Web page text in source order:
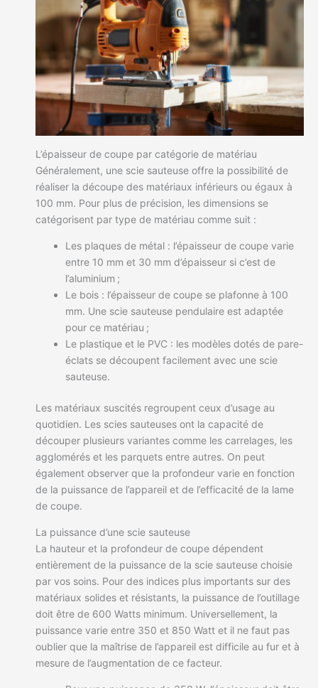
L’épaisseur de coupe par catégorie de matériau
Généralement, une scie sauteuse offre la possibilité de
réaliser la découpe des matériaux inférieurs ou égaux à
100 mm. Pour plus de précision, les dimensions se
catégorisent par type de matériau comme suit :
Les plaques de métal : l’épaisseur de coupe varie
entre 10 mm et 30 mm d’épaisseur si c’est de
l’aluminium ;
Le bois : l’épaisseur de coupe se plafonne à 100
mm. Une scie sauteuse pendulaire est adaptée
pour ce matériau ;
Le plastique et le PVC : les modèles dotés de pare-
éclats se découpent facilement avec une scie
sauteuse.
Les matériaux suscités regroupent ceux d’usage au
quotidien. Les scies sauteuses ont la capacité de
découper plusieurs variantes comme les carrelages, les
agglomérés et les parquets entre autres. On peut
également observer que la profondeur varie en fonction
de la puissance de l’appareil et de l’efficacité de la lame
de coupe.
La puissance d’une scie sauteuse
La hauteur et la profondeur de coupe dépendent
entièrement de la puissance de la scie sauteuse choisie
par vos soins. Pour des indices plus importants sur des
matériaux solides et résistants, la puissance de l’outillage
doit être de 600 Watts minimum. Universellement, la
puissance varie entre 350 et 850 Watt et il ne faut pas
oublier que la maîtrise de l’appareil est difficile au fur et à
mesure de l’augmentation de ce facteur.